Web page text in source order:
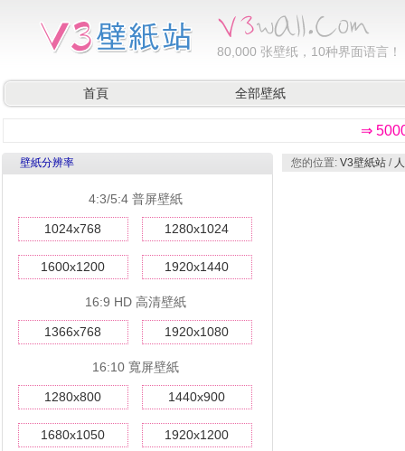
80,000 张壁纸，10种界面语言！
首頁 全部壁紙
⇒
壁紙分辨率
4:3/5:4 普屏壁紙
1024x768 1280x1024
1600x1200 1920x1440
16:9 HD 高清壁紙
1366x768 1920x1080
16:10 寬屏壁紙
1280x800 1440x900
1680x1050 1920x1200
您的位置: V3壁紙站 /